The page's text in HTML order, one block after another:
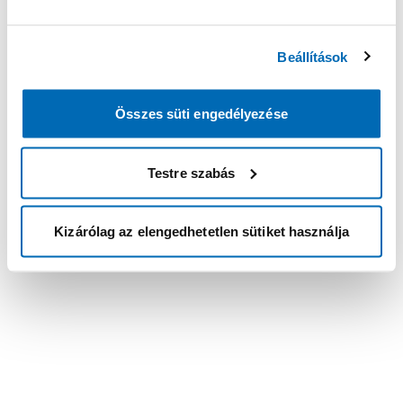
Beállítások
Összes süti engedélyezése
Testre szabás
Kizárólag az elengedhetetlen sütiket használja